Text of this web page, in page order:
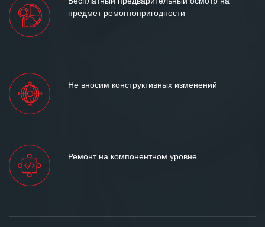
предмет ремонтопригодности
Не вносим конструктивных изменений
Ремонт на компонентном уровне